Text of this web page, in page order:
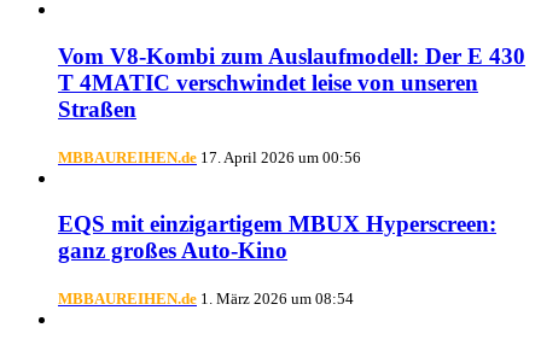
Vom V8-Kombi zum Auslaufmodell: Der E 430
T 4MATIC verschwindet leise von unseren
Straßen
MBBAUREIHEN.de 17. April 2026 um 00:56
EQS mit einzigartigem MBUX Hyperscreen:
ganz großes Auto-Kino
MBBAUREIHEN.de 1. März 2026 um 08:54